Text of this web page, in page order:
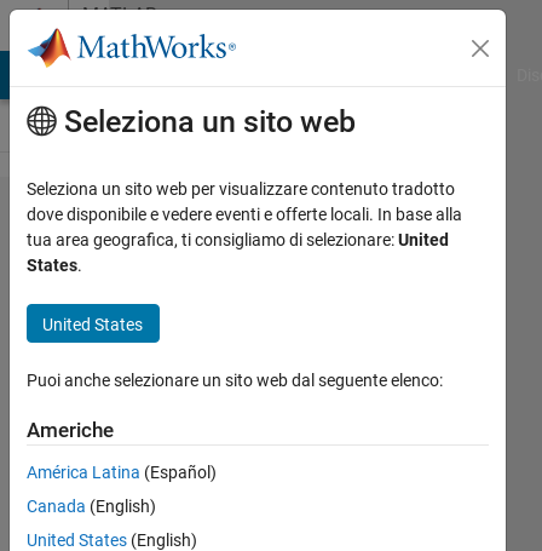
Vai al contenutoMATLAB
Answers
What
happened
function?
KAE
15 Giu
2022
1
Seleziona un sito web
Seleziona un sito web per visualizzare contenuto tradotto
dove disponibile e vedere eventi e offerte locali. In base alla
tua area geografica, ti consigliamo di selezionare:United
States.
United States
Puoi anche selezionare un sito web dal seguente elenco:
Americhe
América Latina (Español)
Canada (English)
United States (English)